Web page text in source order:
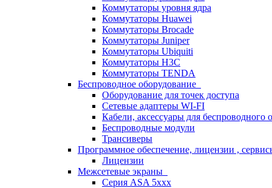
Коммутаторы уровня ядра
Коммутаторы Huawei
Коммутаторы Brocade
Коммутаторы Juniper
Коммутаторы Ubiquiti
Коммутаторы H3C
Коммутаторы TENDA
Беспроводное оборудование
Оборудование для точек доступа
Сетевые адаптеры WI-FI
Кабели, аксессуары для беспроводного
Беспроводные модули
Трансиверы
Программное обеспечение, лицензии ,
Лицензии
Межсетевые экраны
Серия ASA 5xxx